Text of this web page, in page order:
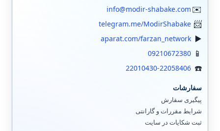
info@modir-shabake.com
telegram.me/ModirShabake
aparat.com/farzan_network
09210672380
22010430-22058406
سفارشات
پیگیری سفارش
شرایط مقررات و گارانتی
ثبت شکایات در سایت